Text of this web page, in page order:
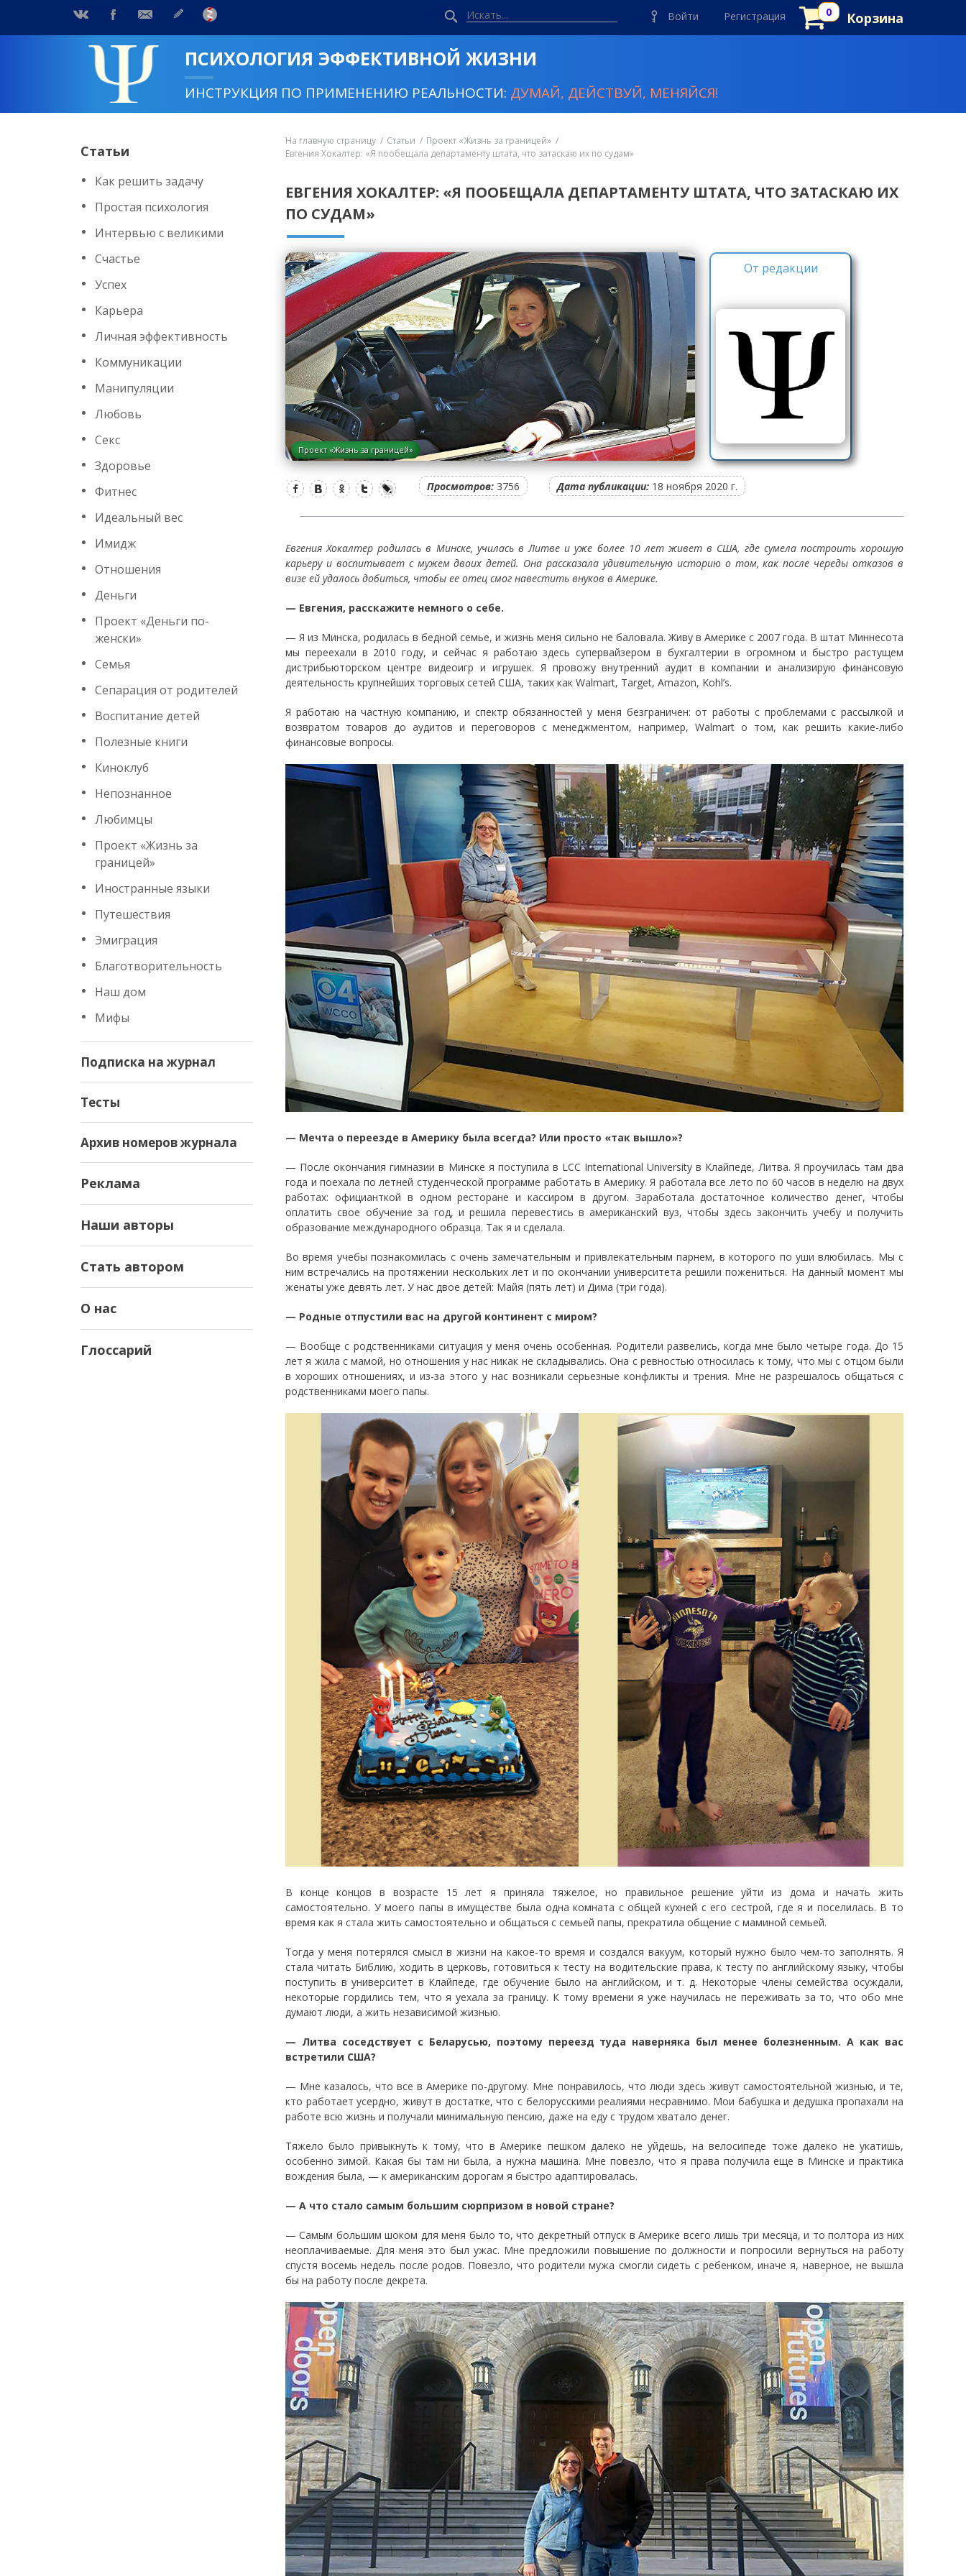
Войти Регистрация Корзина
ПСИХОЛОГИЯ ЭФФЕКТИВНОЙ ЖИЗНИ
ИНСТРУКЦИЯ ПО ПРИМЕНЕНИЮ РЕАЛЬНОСТИ: ДУМАЙ, ДЕЙСТВУЙ, МЕНЯЙСЯ!
Статьи
Как решить задачу
Простая психология
Интервью с великими
Счастье
Успех
Карьера
Личная эффективность
Коммуникации
Манипуляции
Любовь
Секс
Здоровье
Фитнес
Идеальный вес
Имидж
Отношения
Деньги
Проект «Деньги по-
женски»
Семья
Сепарация от родителей
Воспитание детей
Полезные книги
Киноклуб
Непознанное
Любимцы
Проект «Жизнь за
границей»
Иностранные языки
Путешествия
Эмиграция
Благотворительность
Наш дом
Мифы
Подписка на журнал
Тесты
Архив номеров журнала
Реклама
Наши авторы
Стать автором
О нас
Глоссарий
На главную страницу Статьи
Проект «Жизнь за границей»
Евгения Хокалтер: «Я пообещала департаменту штата, что затаскаю их по судам»
ЕВГЕНИЯ ХОКАЛТЕР: «Я ПООБЕЩАЛА ДЕПАРТАМЕНТУ ШТАТА, ЧТО ЗАТАСКАЮ ИХ
ПО СУДАМ»
Проект «Жизнь за границей»
От редакции
Просмотров: 3756 Дата публикации: 18 ноября 2020 г.
Евгения Хокалтер родилась в Минске, училась в Литве и уже более 10 лет живет в США, где сумела построить хорошую
карьеру и воспитывает с мужем двоих детей. Она рассказала удивительную историю о том, как после череды отказов в
визе ей удалось добиться, чтобы ее отец смог навестить внуков в Америке.
— Евгения, расскажите немного о себе.
— Я из Минска, родилась в бедной семье, и жизнь меня сильно не баловала. Живу в Америке с 2007 года. В штат Миннесота
мы переехали в 2010 году, и сейчас я работаю здесь супервайзером в бухгалтерии в огромном и быстро растущем
дистрибьюторском центре видеоигр и игрушек. Я провожу внутренний аудит в компании и анализирую финансовую
деятельность крупнейших торговых сетей США, таких как Walmart, Target, Amazon, Kohl’s.
Я работаю на частную компанию, и спектр обязанностей у меня безграничен: от работы с проблемами с рассылкой и
возвратом товаров до аудитов и переговоров с менеджментом, например, Walmart о том, как решить какие-либо
финансовые вопросы.
— Мечта о переезде в Америку была всегда? Или просто «так вышло»?
— После окончания гимназии в Минске я поступила в LCC International University в Клайпеде, Литва. Я проучилась там два
года и поехала по летней студенческой программе работать в Америку. Я работала все лето по 60 часов в неделю на двух
работах: официанткой в одном ресторане и кассиром в другом. Заработала достаточное количество денег, чтобы
оплатить свое обучение за год, и решила перевестись в американский вуз, чтобы здесь закончить учебу и получить
образование международного образца. Так я и сделала.
Во время учебы познакомилась с очень замечательным и привлекательным парнем, в которого по уши влюбилась. Мы с
ним встречались на протяжении нескольких лет и по окончании университета решили пожениться. На данный момент мы
женаты уже девять лет. У нас двое детей: Майя (пять лет) и Дима (три года).
— Родные отпустили вас на другой континент с миром?
— Вообще с родственниками ситуация у меня очень особенная. Родители развелись, когда мне было четыре года. До 15
лет я жила с мамой, но отношения у нас никак не складывались. Она с ревностью относилась к тому, что мы с отцом были
в хороших отношениях, и из-за этого у нас возникали серьезные конфликты и трения. Мне не разрешалось общаться с
родственниками моего папы.
В конце концов в возрасте 15 лет я приняла тяжелое, но правильное решение уйти из дома и начать жить
самостоятельно. У моего папы в имуществе была одна комната с общей кухней с его сестрой, где я и поселилась. В то
время как я стала жить самостоятельно и общаться с семьей папы, прекратила общение с маминой семьей.
Тогда у меня потерялся смысл в жизни на какое-то время и создался вакуум, который нужно было чем-то заполнять. Я
стала читать Библию, ходить в церковь, готовиться к тесту на водительские права, к тесту по английскому языку, чтобы
поступить в университет в Клайпеде, где обучение было на английском, и т. д. Некоторые члены семейства осуждали,
некоторые гордились тем, что я уехала за границу. К тому времени я уже научилась не переживать за то, что обо мне
думают люди, а жить независимой жизнью.
— Литва соседствует с Беларусью, поэтому переезд туда наверняка был менее болезненным. А как вас
встретили США?
— Мне казалось, что все в Америке по-другому. Мне понравилось, что люди здесь живут самостоятельной жизнью, и те,
кто работает усердно, живут в достатке, что с белорусскими реалиями несравнимо. Мои бабушка и дедушка пропахали на
работе всю жизнь и получали минимальную пенсию, даже на еду с трудом хватало денег.
Тяжело было привыкнуть к тому, что в Америке пешком далеко не уйдешь, на велосипеде тоже далеко не укатишь,
особенно зимой. Какая бы там ни была, а нужна машина. Мне повезло, что я права получила еще в Минске и практика
вождения была, — к американским дорогам я быстро адаптировалась.
— А что стало самым большим сюрпризом в новой стране?
— Самым большим шоком для меня было то, что декретный отпуск в Америке всего лишь три месяца, и то полтора из них
неоплачиваемые. Для меня это был ужас. Mне предложили повышение по должности и попросили вернуться на работу
спустя восемь недель после родов. Повезло, что родители мужа смогли сидеть с ребенком, иначе я, наверное, не вышла
бы на работу после декрета.